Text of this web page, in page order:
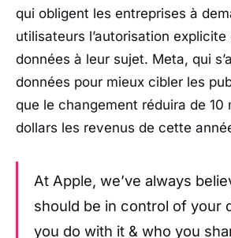
qui obligent les entreprises à
utilisateurs l’autorisation
données à leur sujet. Meta, qui
données pour mieux cibler les
que le changement réduira de 10
dollars les revenus de cette
At Apple, we’ve always
should be in control of your
you do with it & who you